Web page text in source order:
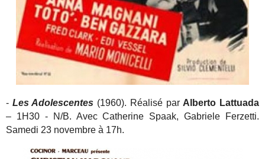
- Les Adolescentes (1960). Réalisé par Alberto Lattuada
– 1H30 - N/B. Avec Catherine Spaak, Gabriele Ferzetti.
Samedi 23 novembre à 17h.